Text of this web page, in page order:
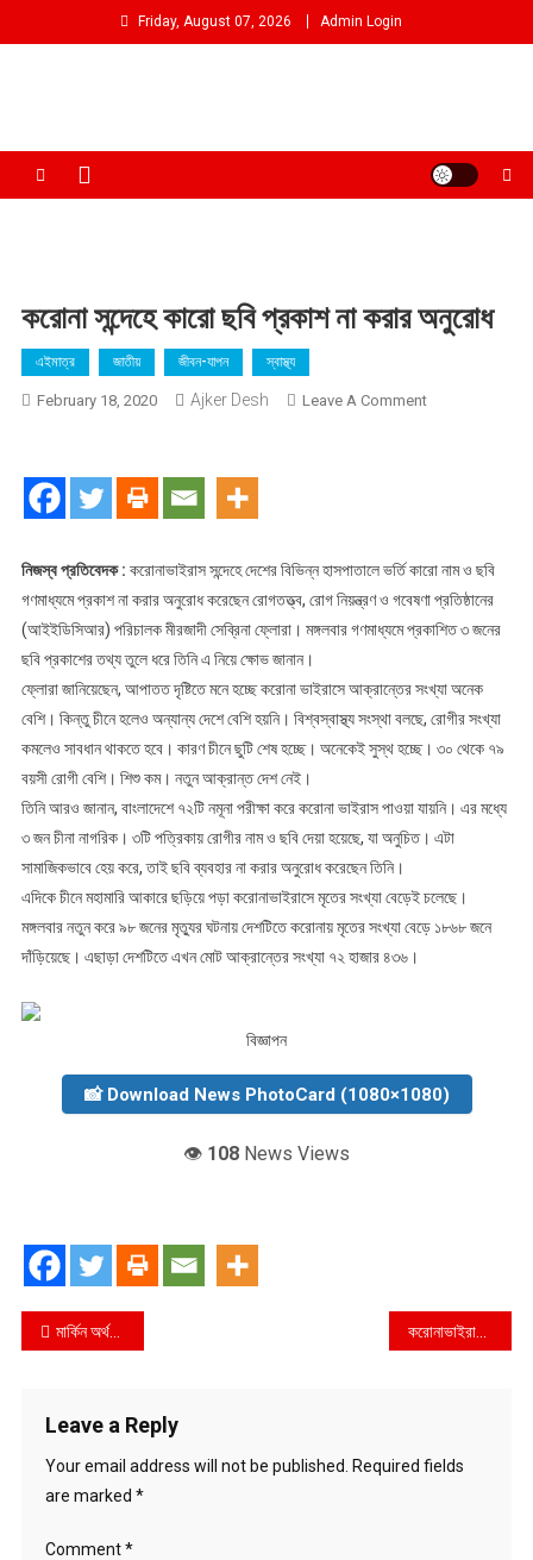
to
Friday, August 07, 2026 Admin Login
করোনা সন্দেহে কারো ছবি প্রকাশ না করার অনুরোধ
এইমাত্র জাতীয় জীবন-যাপন স্বাস্থ্য
February 18, 2020 Ajker Desh Leave A CommentOn
না
করার
অনুরোধ
নিজস্ব প্রতিবেদক : করোনাভাইরাস সন্দেহে দেশের বিভিন্ন হাসপাতালে ভর্তি কারো নাম ও ছবি
গণমাধ্যমে প্রকাশ না করার অনুরোধ করেছেন রোগতত্ত্ব, রোগ নিয়ন্ত্রণ ও গবেষণা প্রতিষ্ঠানের
(আইইডিসিআর) পরিচালক মীরজাদী সেব্রিনা ফ্লোরা। মঙ্গলবার গণমাধ্যমে প্রকাশিত ৩ জনের
ছবি প্রকাশের তথ্য তুলে ধরে তিনি এ নিয়ে ক্ষোভ জানান।
ফ্লোরা জানিয়েছেন, আপাতত দৃষ্টিতে মনে হচ্ছে করোনা ভাইরাসে আক্রান্তের সংখ্যা অনেক
বেশি। কিন্তু চীনে হলেও অন্যান্য দেশে বেশি হয়নি। বিশ্বস্বাস্থ্য সংস্থা বলছে, রোগীর সংখ্যা
কমলেও সাবধান থাকতে হবে। কারণ চীনে ছুটি শেষ হচ্ছে। অনেকেই সুস্থ হচ্ছে। ৩০ থেকে ৭৯
বয়সী রোগী বেশি। শিশু কম। নতুন আক্রান্ত দেশ নেই।
তিনি আরও জানান, বাংলাদেশে ৭২টি নমূনা পরীক্ষা করে করোনা ভাইরাস পাওয়া যায়নি। এর মধ্যে
৩ জন চীনা নাগরিক। ৩টি পত্রিকায় রোগীর নাম ও ছবি দেয়া হয়েছে, যা অনুচিত। এটা
সামাজিকভাবে হেয় করে, তাই ছবি ব্যবহার না করার অনুরোধ করেছেন তিনি।
এদিকে চীনে মহামারি আকারে ছড়িয়ে পড়া করোনাভাইরাসে মৃতের সংখ্যা বেড়েই চলেছে।
মঙ্গলবার নতুন করে ৯৮ জনের মৃত্যুর ঘটনায় দেশটিতে করোনায় মৃতের সংখ্যা বেড়ে ১৮৬৮ জনে
দাঁড়িয়েছে। এছাড়া দেশটিতে এখন মোট আক্রান্তের সংখ্যা ৭২ হাজার ৪৩৬।
বিজ্ঞাপন
📸 Download News PhotoCard (1080×1080)
👁️ 108 News Views
Post
মার্কিন অর্থনীতি নিয়ে ট্রাম্প-ওবামা যুদ্ধ!
Leave a Reply
Your email address will not be published.
Required fields
are marked *
Comment*